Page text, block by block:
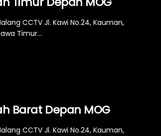
CCTV Jl. Kawi No.24, Kauman,
Timur...
Barat Depan MOG
CCTV Jl. Kawi No.24, Kauman,